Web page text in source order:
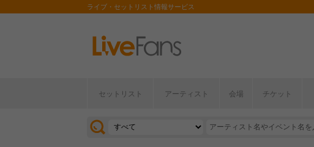
ライブ・セットリスト情報サービス
セットリスト アーティスト 会場 チケット
[2026/04/27] 【フェス特集2026】フェス情報はここから！